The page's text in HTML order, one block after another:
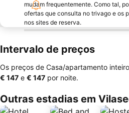
mudam frequentemente. Como tal,
ofertas que consulta no trivago e os
nos sites de reserva.
Intervalo de preços
Os preços de Casa/apartamento
‎€ 147 e ‎€ 147 por noite.
Outras estadias em